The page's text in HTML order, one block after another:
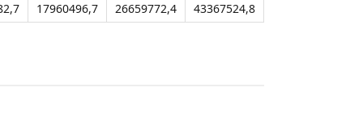
17960496,7 26659772,4 43367524,8